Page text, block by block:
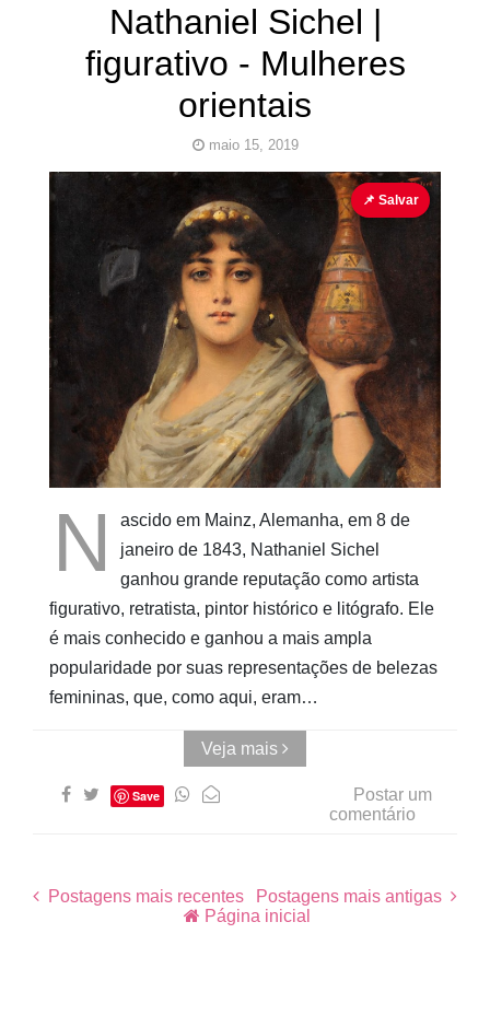
Nathaniel Sichel |
figurativo - Mulheres
orientais
maio 15, 2019
Figurativo Mulheres Nathaniel Sichel
Pinturas
do
AUwe
📌 Salvar
N
ascido em Mainz, Alemanha, em 8 de
janeiro de 1843, Nathaniel Sichel
ganhou grande reputação como artista
figurativo, retratista, pintor histórico e litógrafo. Ele
é mais conhecido e ganhou a mais ampla
popularidade por suas representações de belezas
femininas, que, como aqui, eram…
Veja mais
Save
Postar um
comentário
Postagens mais recentes
Postagens mais antigas
Página inicial